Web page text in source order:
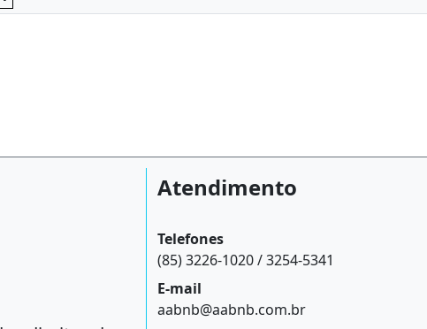
Atendimento
Telefones
(85) 3226-1020 / 3254-5341
E-mail
aabnb@aabnb.com.br